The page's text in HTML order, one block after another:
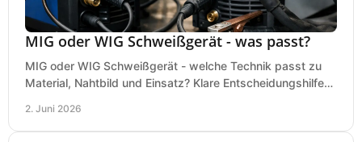
MIG oder WIG Schweißgerät - was passt?
MIG oder WIG Schweißgerät - welche Technik passt zu
Material, Nahtbild und Einsatz? Klare Entscheidungshilfe
2. Juni 2026